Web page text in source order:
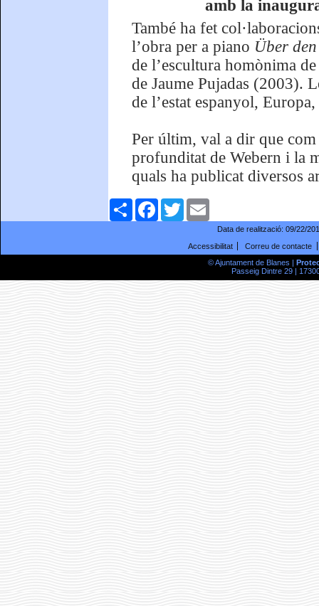
amb la
També ha fet
l’obra per a piano Über
de l’escultura homònima
de Jaume Pujadas (2003).
de l’estat espanyol,
Per últim, val a dir que
profunditat de Webern i la
quals ha publicat diversos
ComparteixFacebookTwitter
Data de realització: 09/22/
Accessibilitat
Correu de contacte
© Ajuntament de Blanes |
Passeig Dintre 29 |